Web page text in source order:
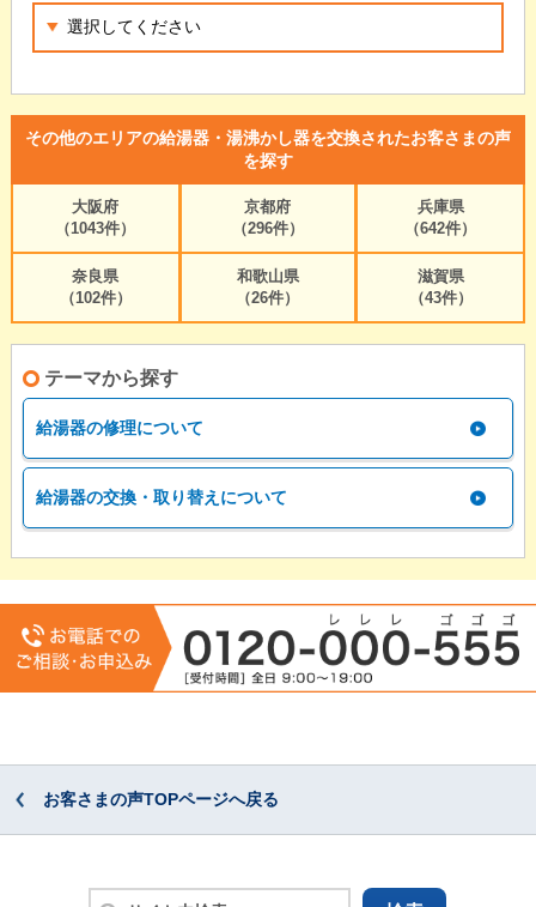
その他のエリアの給湯器・湯沸かし器を交換されたお客さまの声
を探す
大阪府
（1043件）
京都府
（296件）
兵庫県
（642件）
奈良県
（102件）
和歌山県
（26件）
滋賀県
（43件）
テーマから探す
給湯器の修理について
給湯器の交換・取り替えについて
お客さまの声TOPページへ戻る